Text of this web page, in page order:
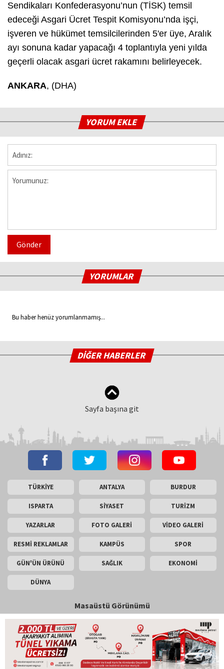
Sendikaları Konfederasyonu’nun (TİSK) temsil
edeceği Asgari Ücret Tespit Komisyonu’nda işçi,
işveren ve hükümet temsilcilerinden 5'er üye, Aralık
ayı sonuna kadar yapacağı 4 toplantıyla yeni yılda
geçerli olacak asgari ücret rakamını belirleyecek.
ANKARA, (DHA)
YORUM EKLE
Gönder
YORUMLAR
Bu haber henüz yorumlanmamış...
DİĞER HABERLER
Sayfa başına git
TÜRKİYE ANTALYA BURDUR
ISPARTA SİYASET TURİZM
YAZARLAR FOTO GALERİ VİDEO GALERİ
RESMİ REKLAMLAR KAMPÜS SPOR
GÜN'ÜN ÜRÜNÜ SAĞLIK EKONOMİ
DÜNYA
Masaüstü Görünümü
İletişim
Copyright © 2026 Gün Haber